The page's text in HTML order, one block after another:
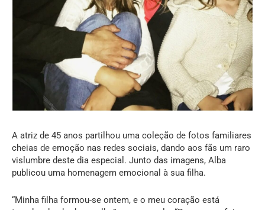
A atriz de 45 anos partilhou uma coleção de fotos familiares
cheias de emoção nas redes sociais, dando aos fãs um raro
vislumbre deste dia especial. Junto das imagens, Alba
publicou uma homenagem emocional à sua filha.
“Minha filha formou-se ontem, e o meu coração está